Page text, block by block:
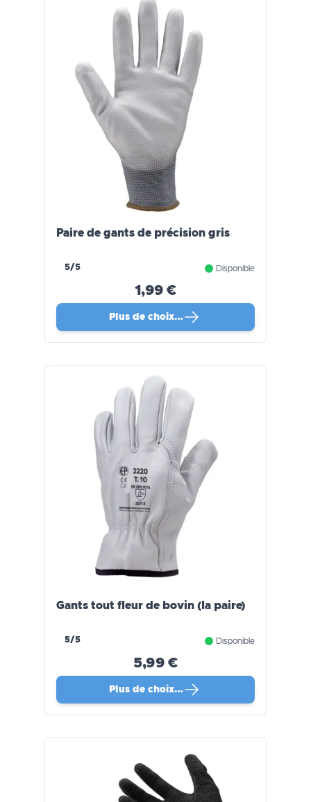
Paire de gants de précision gris
5/5 Disponible
1,99 €
Plus de choix…
Gants tout fleur de bovin (la paire)
5/5 Disponible
5,99 €
Plus de choix…